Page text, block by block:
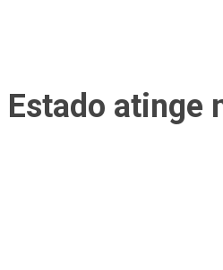
atinge